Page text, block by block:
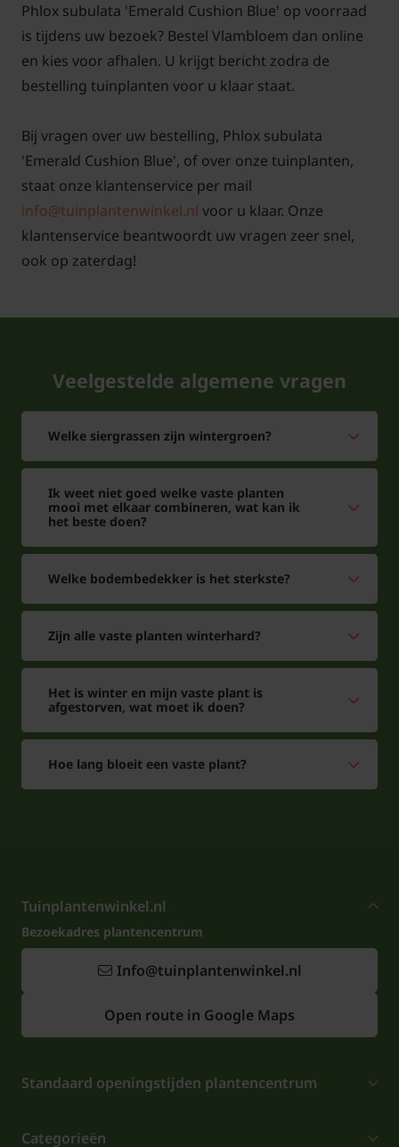
Phlox subulata 'Emerald Cushion Blue' op voorraad
is tijdens uw bezoek? Bestel Vlambloem dan online
en kies voor afhalen. U krijgt bericht zodra de
bestelling tuinplanten voor u klaar staat.
Bij vragen over uw bestelling, Phlox subulata
'Emerald Cushion Blue', of over onze tuinplanten,
staat onze klantenservice per mail
info@tuinplantenwinkel.nl voor u klaar. Onze
klantenservice beantwoordt uw vragen zeer snel,
ook op zaterdag!
Veelgestelde algemene vragen
Welke siergrassen zijn wintergroen?
Ik weet niet goed welke vaste planten
mooi met elkaar combineren, wat kan ik
het beste doen?
Welke bodembedekker is het sterkste?
Zijn alle vaste planten winterhard?
Het is winter en mijn vaste plant is
afgestorven, wat moet ik doen?
Hoe lang bloeit een vaste plant?
Tuinplantenwinkel.nl
Bezoekadres plantencentrum
Info@tuinplantenwinkel.nl
Open route in Google Maps
Standaard openingstijden plantencentrum
Categorieën